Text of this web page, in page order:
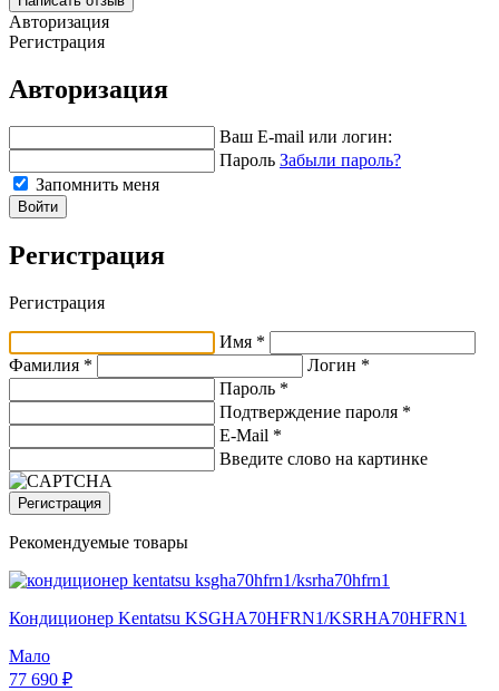
Авторизация
Регистрация
Авторизация
Ваш E-mail или логин:
Пароль Забыли пароль?
Запомнить меня
Войти
Регистрация
Регистрация
Имя *
Фамилия *
Логин *
Пароль *
Подтверждение пароля *
E-Mail *
Введите слово на картинке
Регистрация
Рекомендуемые товары
Кондиционер Kentatsu KSGHA70HFRN1/KSRHA70HFRN1
Мало
77 690 ₽